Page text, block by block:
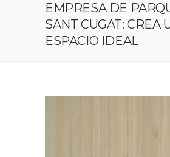
EMPRESA DE
SANT CUGAT: CREA
ESPACIO IDEAL